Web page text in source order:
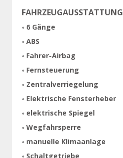
FAHRZEUGAUSSTATTUNG
6 Gänge
ABS
Fahrer-Airbag
Fernsteuerung
Zentralverriegelung
Elektrische Fensterheber
elektrische Spiegel
Wegfahrsperre
manuelle Klimaanlage
Schaltgetriebe